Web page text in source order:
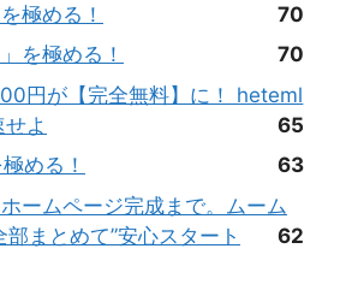
極める！
70
を極める！
70
円が【完全無料】に！ heteml
よ
65
める！
63
ームページ完成まで。ムーム
まとめて”安心スタート
62